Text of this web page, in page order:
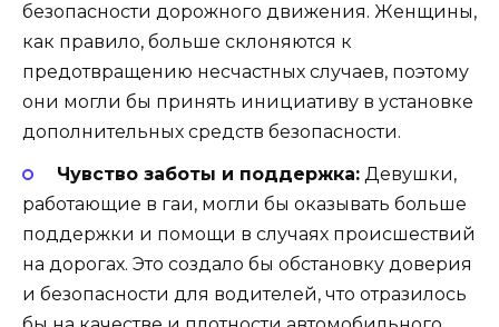
безопасности дорожного движения. Женщины,
как правило, больше склоняются к
предотвращению несчастных случаев, поэтому
они могли бы принять инициативу в установке
дополнительных средств безопасности.
Чувство заботы и поддержка:Девушки,
работающие в гаи, могли бы оказывать больше
поддержки и помощи в случаях происшествий
на дорогах. Это создало бы обстановку доверия
и безопасности для водителей, что отразилось